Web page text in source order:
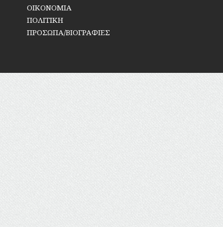
ΟΙΚΟΝΟΜΙΑ
ΠΟΛΙΤΙΚΗ
ΠΡΟΣΩΠΑ/ΒΙΟΓΡΑΦΙΕΣ